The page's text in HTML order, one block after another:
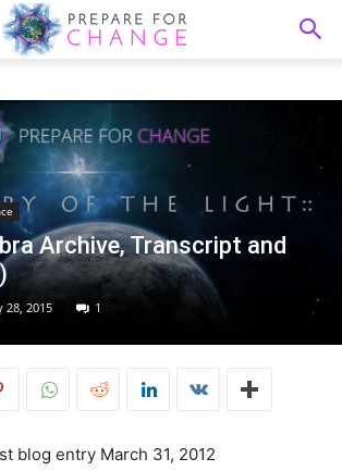
Archive, Transcript and
28, 2015 1
blog entry March 31, 2012